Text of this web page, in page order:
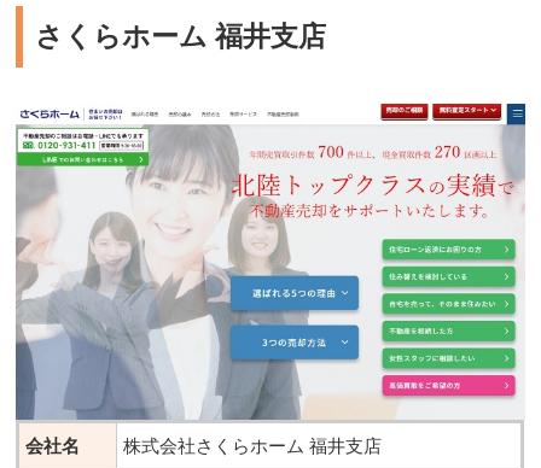
さくらホーム 福井支店
会社名 株式会社さくらホーム 福井支店